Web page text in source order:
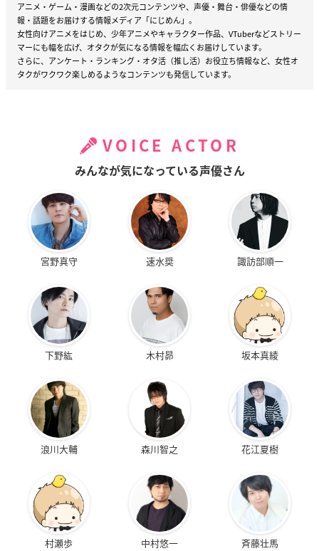
アニメ・ゲーム・漫画などの2次元コンテンツや、声優・舞台・俳優などの情
報・話題をお届けする情報メディア「にじめん」。
女性向けアニメをはじめ、少年アニメやキャラクター作品、VTuberなどストリー
マーにも幅を広げ、オタクが気になる情報を幅広くお届けしています。
さらに、アンケート・ランキング・オタ活（推し活）お役立ち情報など、女性オ
タクがワクワク楽しめるようなコンテンツも発信しています。
VOICE ACTOR
みんなが気になっている声優さん
宮野真守 速水奨 諏訪部順一
下野紘 木村昴 坂本真綾
浪川大輔 森川智之 花江夏樹
村瀬歩 中村悠一 斉藤壮馬